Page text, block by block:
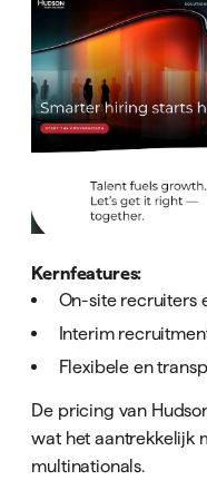
Kernfeatures:
On-site recruiters
Interim
Flexibele en
De pricing van
wat het aantrekkelijk
multinationals.